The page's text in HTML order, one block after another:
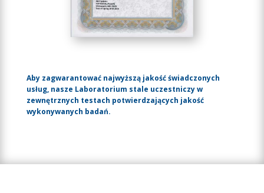
Aby zagwarantować najwyższą jakość świadczonych
usług, nasze Laboratorium stale uczestniczy w
zewnętrznych testach potwierdzających jakość
wykonywanych badań.